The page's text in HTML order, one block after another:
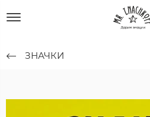
ЗНАЧКИ